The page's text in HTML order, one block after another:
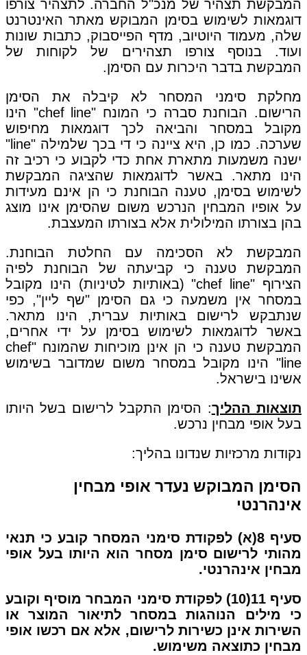
המבקשת תצהיר של מנכ"ל החברה. לתצהיר צורפו
דוגמאות לשימוש בסימן המבוקש מאתר האינטרנט
שלה, מעמוד היוטיוב, מדף הפייסבוק, כתבות שונות
ועוד. בנוסף צורפו תצהירים של לקוחות של
המבקשת בדבר היכרות עם הסימן.
מחלקת סימני המסחר לא קיבלה את הסימן
הרישום. הבוחנת סברה כי המונח "chef line" הינו
מקובל במסחר והביאה לכך דוגמאות מחיפוש
שערכה. כמו כן, היא ציינה כי די בכך שלמילה "line"
ישנה משמעות מתארת אחת כדי לקבוע כי רכיב זה
הינו מתאר. באשר לדוגמאות שהציגה המבקשת
לשימוש בסימן, טענה הבוחנת כי הן אינם מעידות
על אופיו המבחין הנרכש משום שהסימן אינו מוצג
בהן בצורתו המילולית אלא בצורתו המעצבת.
המבקשת לא הסכימה עם החלטת הבוחנת.
המבקשת טענה כי קביעתה של הבוחנת לפיה
הצירוף "chef line" (באותיות לטיניות) הינו מקובל
במסחר אין משמעה כי גם הסימן "שף ליין", כפי
שנתבקש לרישום באותיות עברית, הינו מתאר.
באשר לדוגמאות לשימוש בסימן על ידי אחרים,
המבקשת טענה כי הן אינן מוכיחות שהמונח "chef
line" הינו מקובל במסחר משום שמדובר בשימוש
אשינו בישראל.
תוצאות ההליך: הסימן התקבל לרישום בשל היותו
בעל אופי מבחין נרכש.
נקודות מרכזיות שנדונו בהליך:
הסימן המבוקש נעדר אופי מבחין
אינהרנטי
סעיף 8(א) לפקודת סימני המסחר קובע כי תנאי
מהותי לרישום סימן מסחר הוא היותו בעל אופי
מבחין אינהרנטי.
סעיף 11(10) לפקודת סימני המבחר מוסיף וקובע
כי מילים הנוהגות במסחר לתיאור המוצר או
השירות אינן כשירות לרישום, אלא אם רכשו אופי
מבחין כתוצאה משימוש.